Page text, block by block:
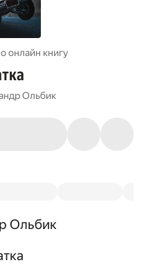
онлайн книгу
Ольбик
Ольбик